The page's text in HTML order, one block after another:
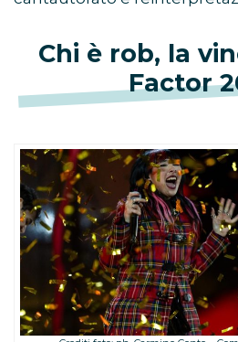
Chi è rob, la
Factor